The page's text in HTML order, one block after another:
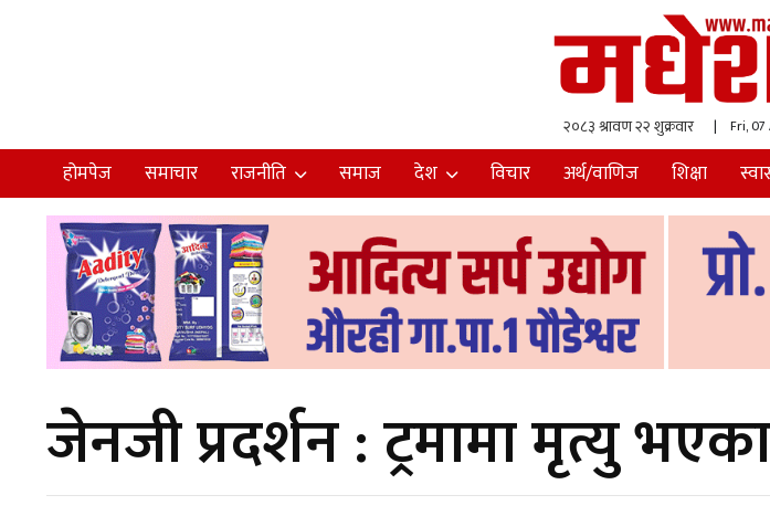
| Fri, 07
होमपेज समाचार राजनीति समाज देश विचार अर्थ/वाणिज शिक्षा
जेनजी प्रदर्शन : ट्रमामा मृत्यु